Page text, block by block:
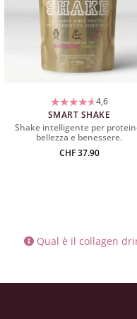
4,6
SMART SHAKE
Shake intelligente per
bellezza e benessere.
CHF37.90
Qual è il collagen